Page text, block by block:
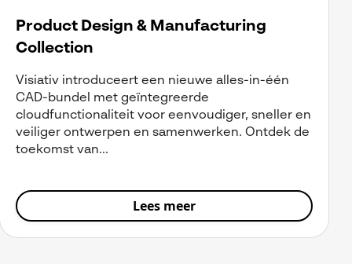
Product Design & Manufacturing
Collection
Visiativ introduceert een nieuwe alles-in-één
CAD-bundel met geïntegreerde
cloudfunctionaliteit voor eenvoudiger, sneller en
veiliger ontwerpen en samenwerken. Ontdek de
toekomst van...
Lees meer